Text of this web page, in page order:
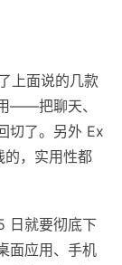
上面说的几款
——把聊天、
切了。另外 Ex
的，实用性都
日就要彻底下
面应用、手机